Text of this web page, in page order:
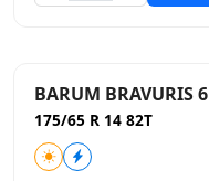
BARUM BRAVURIS 6
175/65 R 14 82T